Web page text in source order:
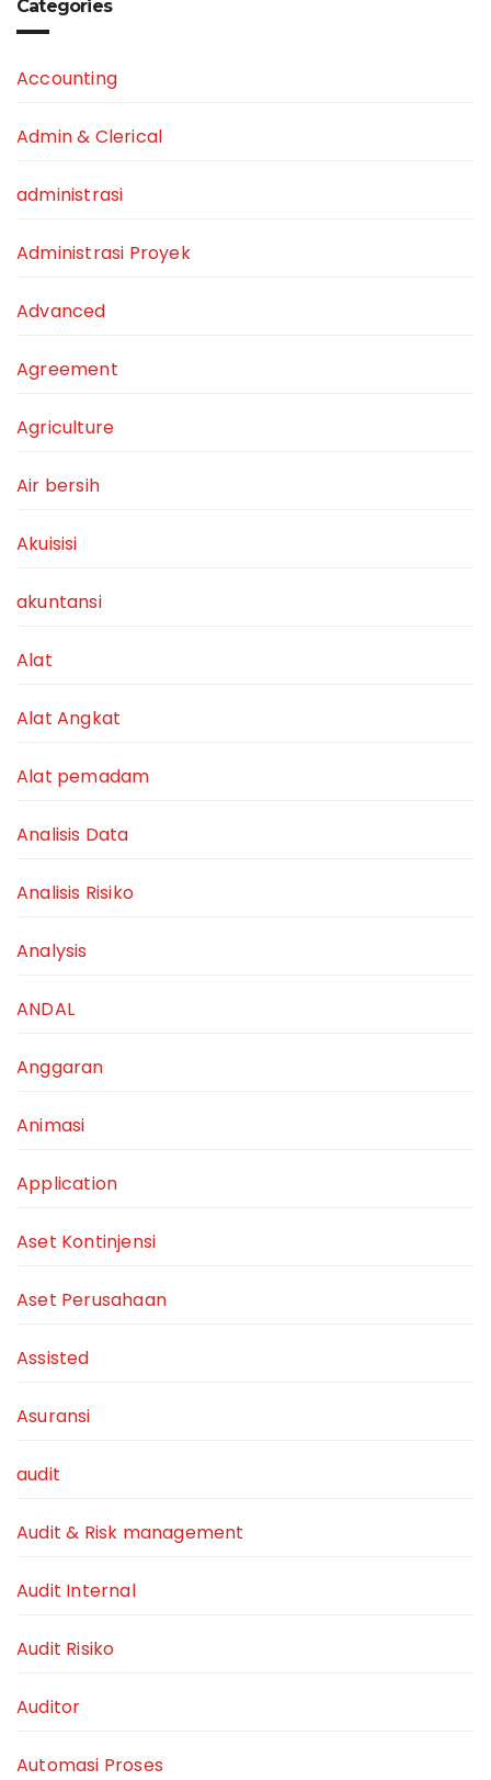
Categories
Accounting
Admin & Clerical
administrasi
Administrasi Proyek
Advanced
Agreement
Agriculture
Air bersih
Akuisisi
akuntansi
Alat
Alat Angkat
Alat pemadam
Analisis Data
Analisis Risiko
Analysis
ANDAL
Anggaran
Animasi
Application
Aset Kontinjensi
Aset Perusahaan
Assisted
Asuransi
audit
Audit & Risk management
Audit Internal
Audit Risiko
Auditor
Automasi Proses